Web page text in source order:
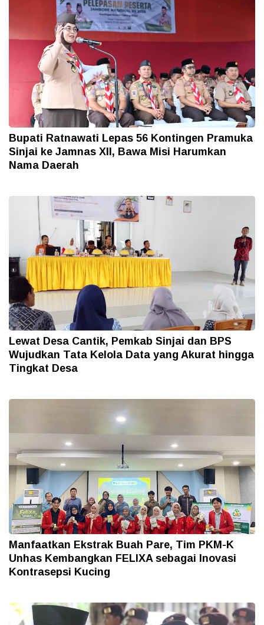
Bupati Ratnawati Lepas 56 Kontingen Pramuka
Sinjai ke Jamnas XII, Bawa Misi Harumkan
Nama Daerah
Lewat Desa Cantik, Pemkab Sinjai dan BPS
Wujudkan Tata Kelola Data yang Akurat hingga
Tingkat Desa
Manfaatkan Ekstrak Buah Pare, Tim PKM-K
Unhas Kembangkan FELIXA sebagai Inovasi
Kontrasepsi Kucing